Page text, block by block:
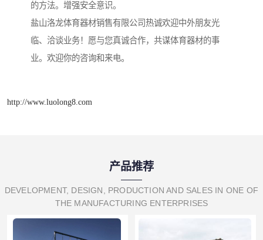
的方法。增强安全意识。
盐山洛龙体育器材销售有限公司热诚欢迎中外朋友光
临、洽谈业务！愿与您真诚合作，共谋体育器材的事
业。欢迎你的咨询和来电。
http://www.luolong8.com
产品推荐
DEVELOPMENT, DESIGN, PRODUCTION AND SALES IN ONE OF
THE MANUFACTURING ENTERPRISES